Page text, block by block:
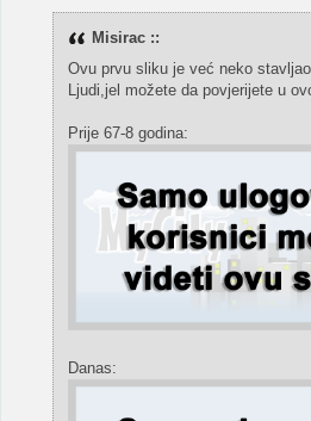
Misirac ::
Ovu prvu sliku je već neko
Ljudi,jel možete da povjerijete u
Prije 67-8 godina:
Danas: